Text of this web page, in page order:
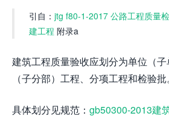
引自： jtg f80-1-2017 公路工程质量
建工程 附录a
建筑工程质量验收应划分为单位（
（子分部）工程、分项工程和检验批。
具体划分见规范： gb50300-2013建